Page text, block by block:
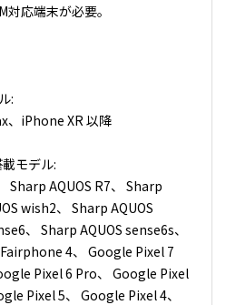
応端末が必要。
:
、iPhone XR 以降
モデル:
Sharp AQUOS R7、 Sharp
wish2、 Sharp AQUOS
、 Sharp AQUOS sense6s、
4、 Google Pixel 7
Pixel 6 Pro、 Google Pixel
Pixel 5、 Google Pixel 4、